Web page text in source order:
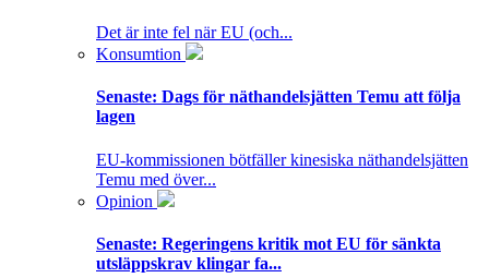
Det är inte fel när EU (och...
Konsumtion
Senaste: Dags för näthandelsjätten Temu att följa
lagen
EU-kommissionen bötfäller kinesiska näthandelsjätten
Temu med över...
Opinion
Senaste: Regeringens kritik mot EU för sänkta
utsläppskrav klingar fa...